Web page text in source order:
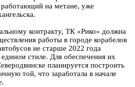
на метане, уже
контракту, ТК «Рико» должна
работы в городе корабелов
не старше 2022 года
стиле. Для обеспечения их
планируется построить
той, что заработала в начале